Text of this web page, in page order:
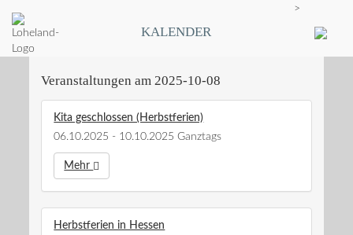
KALENDER
>
Veranstaltungen am 2025-10-08
Kita geschlossen (Herbstferien)
06.10.2025 - 10.10.2025 Ganztags
Mehr
Herbstferien in Hessen